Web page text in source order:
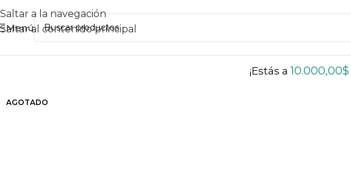
Saltar a la navegación
Saltar al contenido principal
Menú
¡Estás a10.000,00$
AGOTADO